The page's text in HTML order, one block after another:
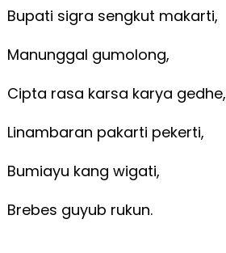
Bupati sigra sengkut makarti,
Manunggal gumolong,
Cipta rasa karsa karya gedhe,
Linambaran pakarti pekerti,
Bumiayu kang wigati,
Brebes guyub rukun.